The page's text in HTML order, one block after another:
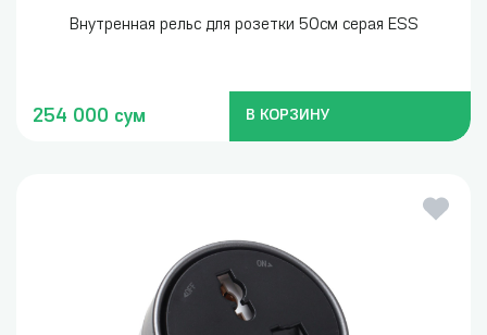
Внутренная рельс для розетки 50см серая ESS
254 000 сум В КОРЗИНУ